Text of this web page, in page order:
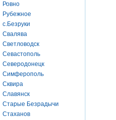
Ровно
Рубежное
с.Безруки
Свалява
Светловодск
Севастополь
Северодонецк
Симферополь
Сквира
Славянск
Старые Безрадычи
Стаханов